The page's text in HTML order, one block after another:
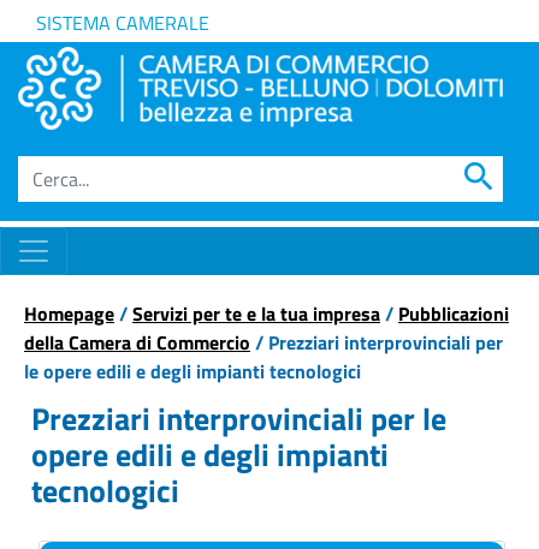
SISTEMA CAMERALE
search
Homepage/Servizi per te e la tua impresa/ Pubblicazioni
della Camera di Commercio / Prezziari interprovinciali per
le opere edili e degli impianti tecnologici
Prezziari interprovinciali per le
opere edili e degli impianti
tecnologici